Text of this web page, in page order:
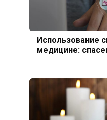
Использование
медицине: